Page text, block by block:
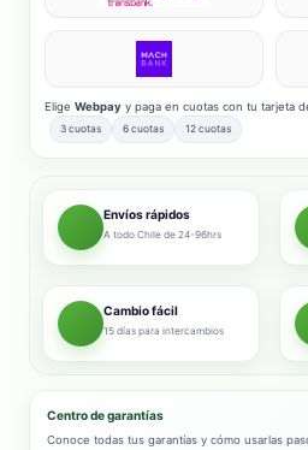
Elige Webpay y paga en cuotas con tu tarjeta
3 cuotas 6 cuotas 12 cuotas
Envíos rápidos
A todo Chile de 24-96hrs
Cambio fácil
15 días para intercambios
Centro de garantías
Conoce todas tus garantías y cómo usarlas